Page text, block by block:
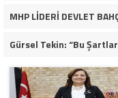
MHP LİDERİ DEVLET
Gürsel Tekin: “Bu